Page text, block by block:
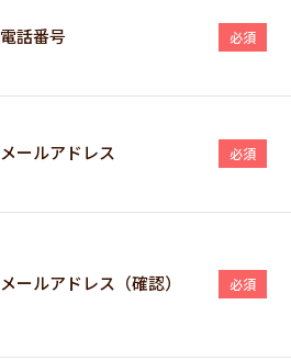
電話番号
メールアドレス
メールアドレス（確認）